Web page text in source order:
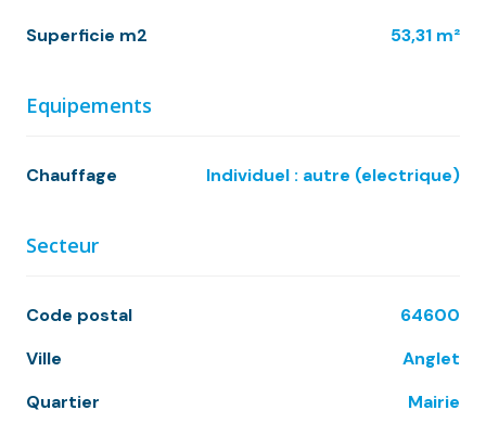
nécessaire à la constitution du dossier sur notre site
recherches !
Superficie m2 53,31 m²
Equipements
Chauffage individuel : autre (electrique)
Secteur
Code postal
64600
Ville
Anglet
Quartier
Mairie